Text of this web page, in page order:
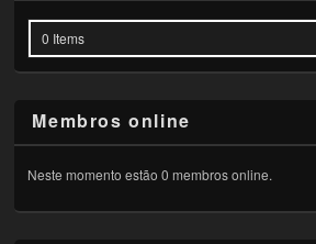
0 Items
Membros online
Neste momento estão 0 membros online.